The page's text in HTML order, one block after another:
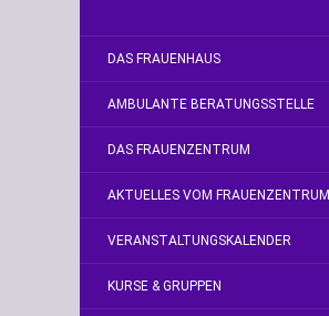
DAS FRAUENHAUS
AMBULANTE BERATUNGSSTELLE
DAS FRAUENZENTRUM
AKTUELLES VOM FRAUENZENTRUM
VERANSTALTUNGSKALENDER
KURSE & GRUPPEN